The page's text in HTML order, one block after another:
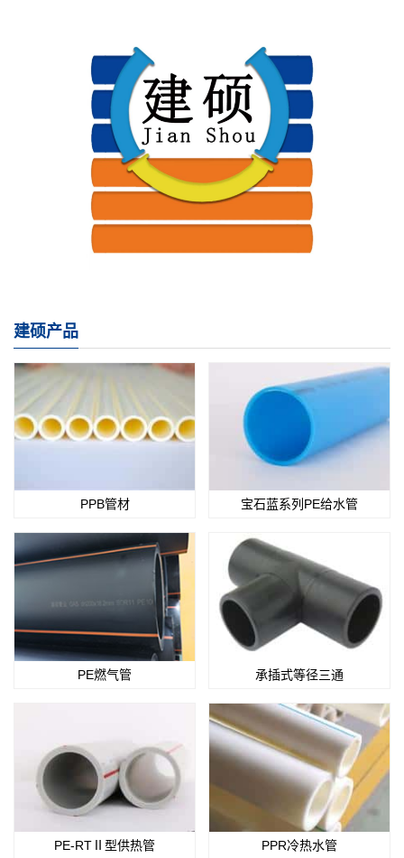
建硕产品
PPB管材 宝石蓝系列PE给水管
PE燃气管 承插式等径三通
PE-RTⅡ型供热管 PPR冷热水管